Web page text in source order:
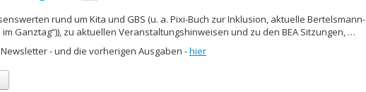
rund um Kita und GBS (u. a. Pixi-Buch zur Inklusion, aktuelle Bertelsmann-
Ganztag“)), zu aktuellen Veranstaltungshinweisen und zu den BEA Sitzungen, …
- und die vorherigen Ausgaben -hier
- Thema der LEA Sitzung am 24. Februar 2026
Veranstaltungsliste Februar 2026